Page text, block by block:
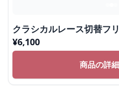
クラシカルレース切替フ
¥6,100
商品の詳